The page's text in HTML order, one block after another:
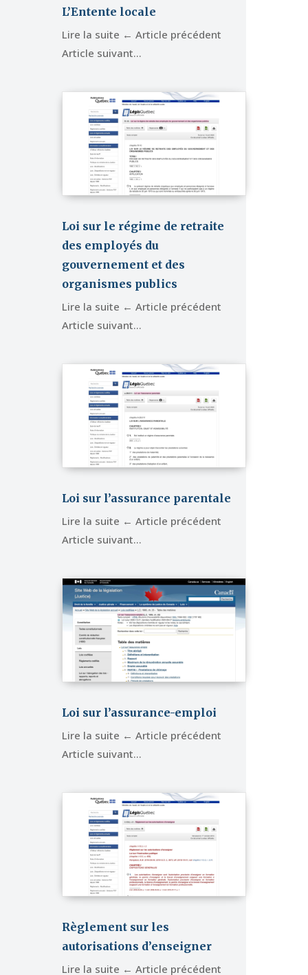
L’Entente locale
Lire la suite ← Article précédent
Article suivant…
Loi sur le régime de retraite
des employés du
gouvernement et des
organismes publics
Lire la suite ← Article précédent
Article suivant…
Loi sur l’assurance parentale
Lire la suite ← Article précédent
Article suivant…
Loi sur l’assurance-emploi
Lire la suite ← Article précédent
Article suivant…
Règlement sur les
autorisations d’enseigner
Lire la suite ← Article précédent